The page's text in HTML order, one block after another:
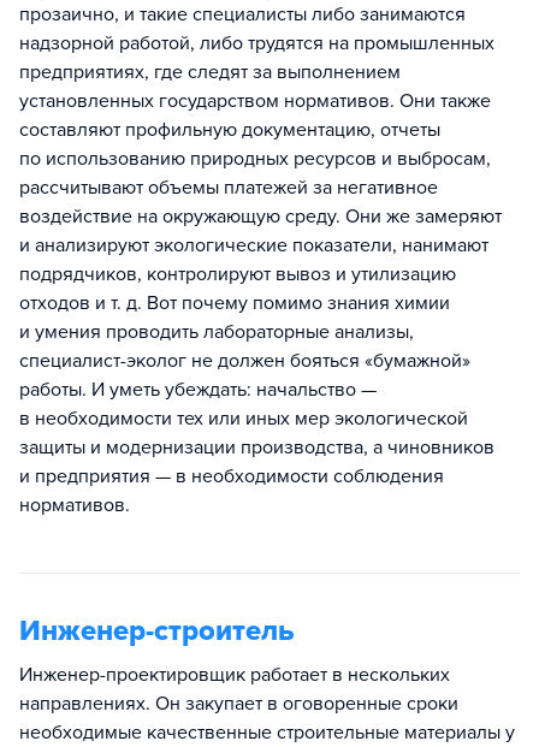
прозаично, и такие специалисты либо занимаются
надзорной работой, либо трудятся на промышленных
предприятиях, где следят за выполнением
установленных государством нормативов. Они также
составляют профильную документацию, отчеты
по использованию природных ресурсов и выбросам,
рассчитывают объемы платежей за негативное
воздействие на окружающую среду. Они же замеряют
и анализируют экологические показатели, нанимают
подрядчиков, контролируют вывоз и утилизацию
отходов и т. д. Вот почему помимо знания химии
и умения проводить лабораторные анализы,
специалист-эколог не должен бояться «бумажной»
работы. И уметь убеждать: начальство —
в необходимости тех или иных мер экологической
защиты и модернизации производства, а чиновников
и предприятия — в необходимости соблюдения
нормативов.
Инженер-строитель
Инженер-проектировщик работает в нескольких
направлениях. Он закупает в оговоренные сроки
необходимые качественные строительные материалы у